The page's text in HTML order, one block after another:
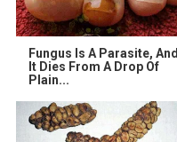
Fungus Is A Parasite, And
It Dies From A Drop Of
Plain...